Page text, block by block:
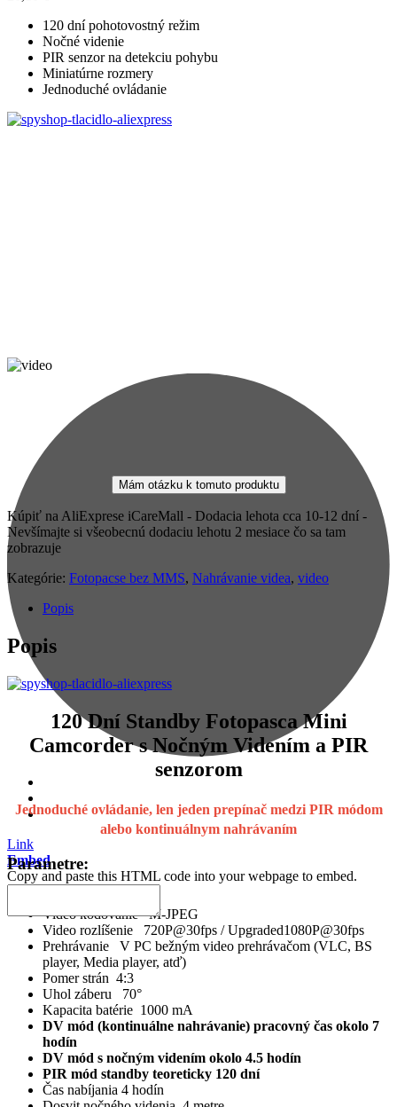
120 dní pohotovostný režim
Nočné videnie
PIR senzor na detekciu pohybu
Miniatúrne rozmery
Jednoduché ovládanie
Link
Embed
Copy and paste this HTML code into your webpage to embed.
Mám otázku k tomuto produktu
Kúpiť na AliExprese iCareMall - Dodacia lehota cca 10-12 dní -
Nevšímajte si všeobecnú dodaciu lehotu 2 mesiace čo sa tam
zobrazuje
Kategórie: Fotopacse bez MMS, Nahrávanie videa, video
Popis
Popis
120 Dní Standby Fotopasca Mini
Camcorder s Nočným Videním a PIR
senzorom
Jednoduché ovládanie, len jeden prepínač medzi PIR módom
alebo kontinuálnym nahrávaním
Parametre:
Video kódovanie M-JPEG
Video rozlíšenie 720P@30fps / Upgraded1080P@30fps
Prehrávanie V PC bežným video prehrávačom (VLC, BS
player, Media player, atď)
Pomer strán 4:3
Uhol záberu 70°
Kapacita batérie 1000 mA
DV mód (kontinuálne nahrávanie) pracovný čas okolo 7
hodín
DV mód s nočným videním okolo 4.5 hodín
PIR mód standby teoreticky 120 dní
Čas nabíjania 4 hodín